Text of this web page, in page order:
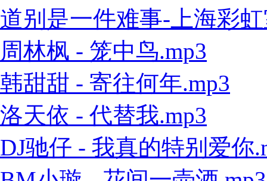
道别是一件难事-上海彩
周林枫 - 笼中鸟.mp3
韩甜甜 - 寄往何年.mp3
洛天依 - 代替我.mp3
DJ驰仔 - 我真的特别爱你